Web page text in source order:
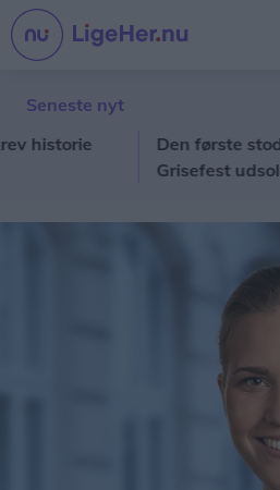
Seneste nyt
Den første stod
Grisefest udsolgt